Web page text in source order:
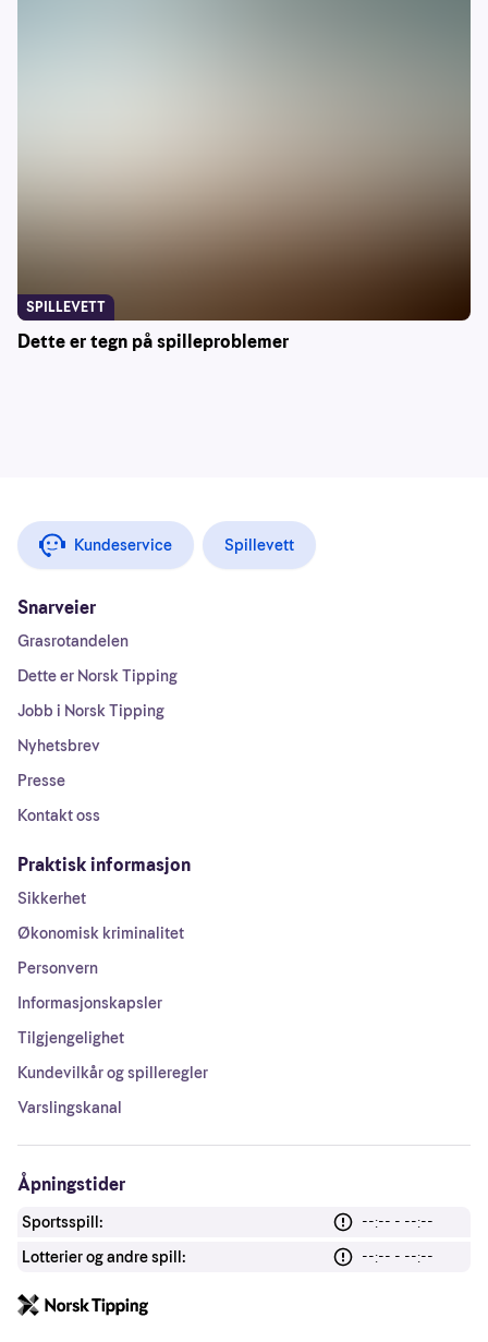
Dette er tegn på spilleproblemer
SPILLEVETT
Kundeservice Spillevett
Snarveier
Grasrotandelen
Dette er Norsk Tipping
Jobb i Norsk Tipping
Nyhetsbrev
Presse
Kontakt oss
Praktisk informasjon
Sikkerhet
Økonomisk kriminalitet
Personvern
Informasjonskapsler
Tilgjengelighet
Kundevilkår og spilleregler
Varslingskanal
Åpningstider
Sportsspill:
--:-- - --:--
Lotterier og andre spill:
--:-- - --:--